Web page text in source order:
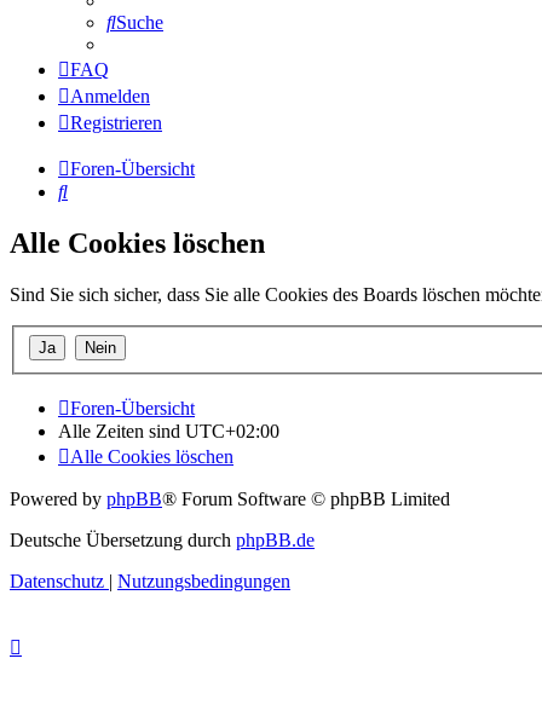
Suche
FAQ
Anmelden
Registrieren
Foren-Übersicht
Suche
Alle Cookies löschen
Sind Sie sich sicher, dass Sie alle Cookies des Boards löschen
Foren-Übersicht
Alle Zeiten sind UTC+02:00
Alle Cookies löschen
Powered by phpBB® Forum Software © phpBB Limited
Deutsche Übersetzung durch phpBB.de
Datenschutz | Nutzungsbedingungen